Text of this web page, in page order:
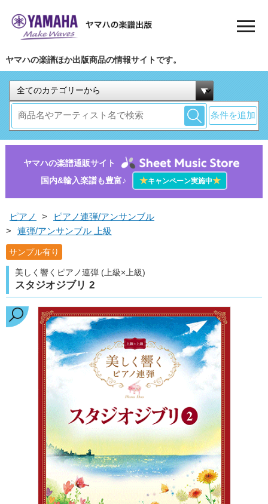
ヤマハの楽譜ほか出版商品の情報サイトです。
条件を追加
ヤマハの楽譜通販サイト
国内&輸入楽譜も豊富♪
★キャンペーン実施中★
ピアノ >
ピアノ連弾/アンサンブル
>
連弾/アンサンブル 上級
サンプル有り
美しく響くピアノ連弾 (上級×上級)
スタジオジブリ 2